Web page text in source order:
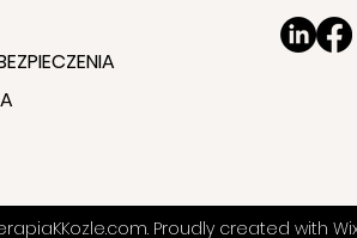
Proudly created with